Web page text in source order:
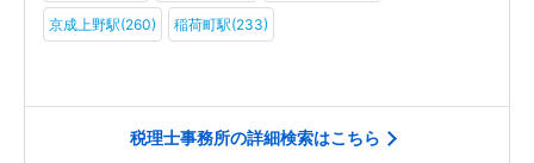
京成上野駅(260) 稲荷町駅(233)
税理士事務所の詳細検索はこちら